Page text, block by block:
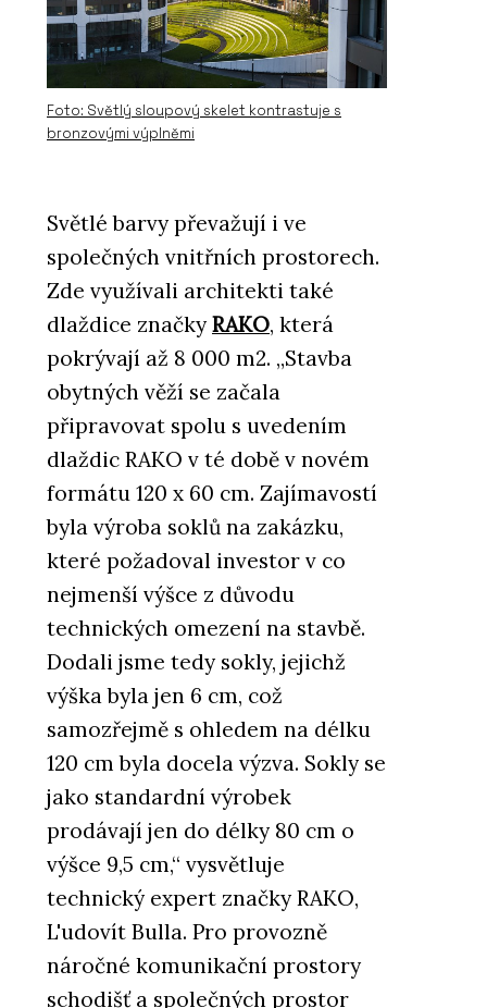
Foto: Světlý sloupový skelet kontrastuje s
bronzovými výplněmi
Světlé barvy převažují i ve
společných vnitřních prostorech.
Zde využívali architekti také
dlaždice značky RAKO, která
pokrývají až 8 000 m2. „Stavba
obytných věží se začala
připravovat spolu s uvedením
dlaždic RAKO v té době v novém
formátu 120 x 60 cm. Zajímavostí
byla výroba soklů na zakázku,
které požadoval investor v co
nejmenší výšce z důvodu
technických omezení na stavbě.
Dodali jsme tedy sokly, jejichž
výška byla jen 6 cm, což
samozřejmě s ohledem na délku
120 cm byla docela výzva. Sokly se
jako standardní výrobek
prodávají jen do délky 80 cm o
výšce 9,5 cm,“ vysvětluje
technický expert značky RAKO,
L'udovít Bulla. Pro provozně
náročné komunikační prostory
schodišť a společných prostor